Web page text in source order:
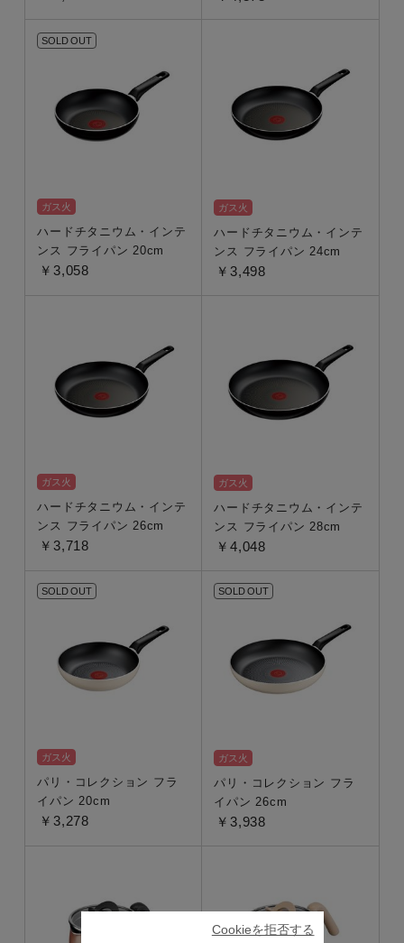
SOLD OUT
ガス火
ハードチタニウム・インテ
ンス フライパン 20cm
￥3,058
ガス火
ハードチタニウム・インテ
ンス フライパン 24cm
￥3,498
ガス火
ハードチタニウム・インテ
ンス フライパン 26cm
￥3,718
ガス火
ハードチタニウム・インテ
ンス フライパン 28cm
￥4,048
SOLD OUT
ガス火
パリ・コレクション フラ
イパン 20cm
￥3,278
SOLD OUT
ガス火
パリ・コレクション フラ
イパン 26cm
￥3,938
Cookieを拒否する